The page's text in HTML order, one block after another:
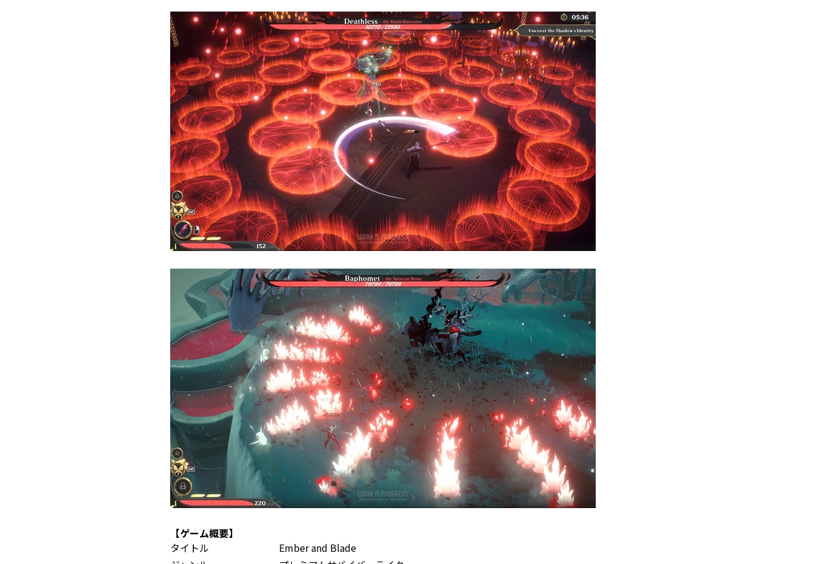
【ゲーム概要】
タイトル
Ember and Blade